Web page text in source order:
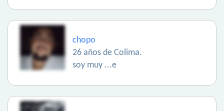
chopo
26 años de Colima.
soy muy ...e